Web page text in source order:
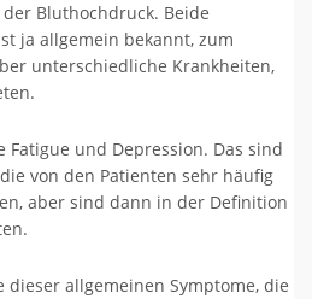
Bluthochdruck. Beide
ja allgemein bekannt, zum
unterschiedliche Krankheiten,
Fatigue und Depression. Das sind
von den Patienten sehr häufig
aber sind dann in der Definition
dieser allgemeinen Symptome, die